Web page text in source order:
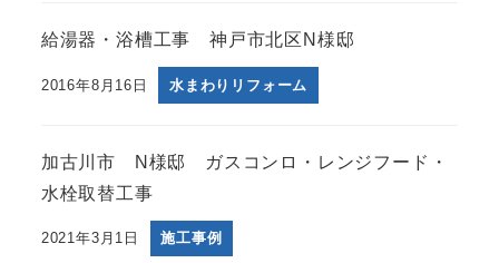
給湯器・浴槽工事 神戸市北区N様邸
2016年8月16日 水まわりリフォーム
加古川市 N様邸 ガスコンロ・レンジフード・
水栓取替工事
2021年3月1日 施工事例